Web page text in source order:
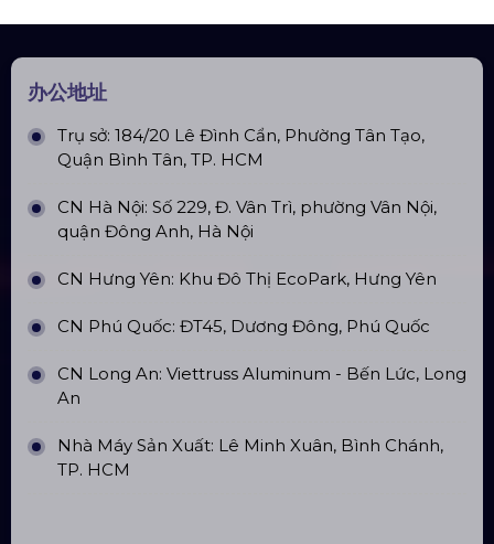
办公地址
Trụ sở: 184/20 Lê Đình Cẩn, Phường Tân Tạo,
Quận Bình Tân, TP. HCM
CN Hà Nội: Số 229, Đ. Vân Trì, phường Vân Nội,
quận Đông Anh, Hà Nội
CN Hưng Yên: Khu Đô Thị EcoPark, Hưng Yên
CN Phú Quốc: ĐT45, Dương Đông, Phú Quốc
CN Long An: Viettruss Aluminum - Bến Lức, Long
An
Nhà Máy Sản Xuất: Lê Minh Xuân, Bình Chánh,
TP. HCM